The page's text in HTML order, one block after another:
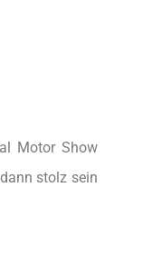
Motor Show
stolz sein